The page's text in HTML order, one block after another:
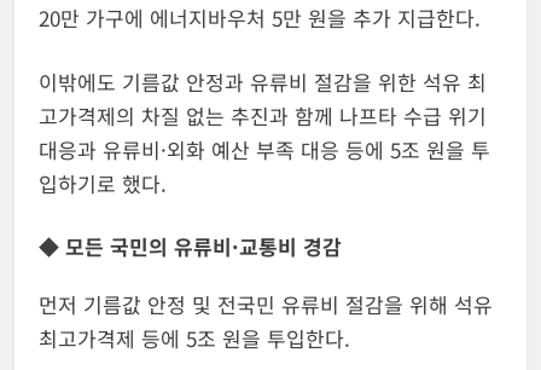
20만 가구에 에너지바우처 5만 원을 추가 지급한다.
이밖에도 기름값 안정과 유류비 절감을 위한 석유 최
고가격제의 차질 없는 추진과 함께 나프타 수급 위기
대응과 유류비·외화 예산 부족 대응 등에 5조 원을 투
입하기로 했다.
◆ 모든 국민의 유류비·교통비 경감
먼저 기름값 안정 및 전국민 유류비 절감을 위해 석유
최고가격제 등에 5조 원을 투입한다.